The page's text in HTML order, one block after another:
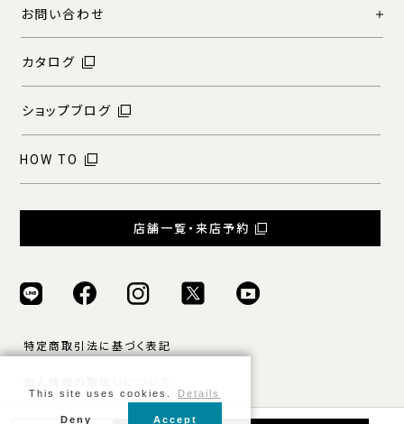
お問い合わせ
カタログ
ショップブログ
HOW TO
店舗一覧・来店予約
特定商取引法に基づく表記
ご利用規約
This site uses cookies. Details
Deny Accept